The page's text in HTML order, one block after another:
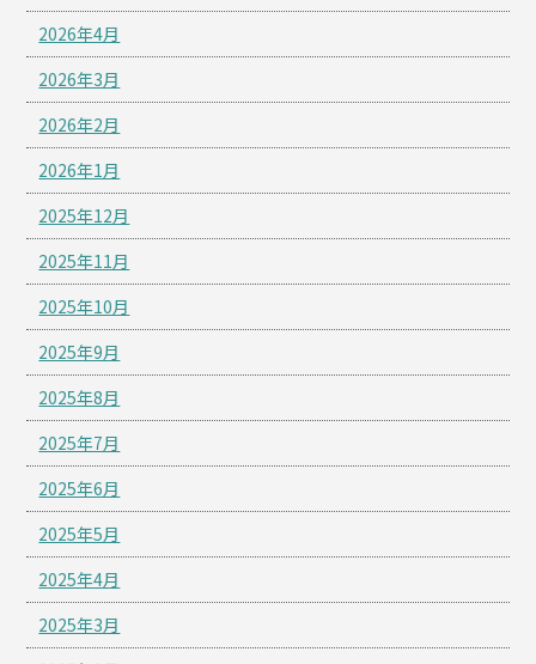
2026年4月
2026年3月
2026年2月
2026年1月
2025年12月
2025年11月
2025年10月
2025年9月
2025年8月
2025年7月
2025年6月
2025年5月
2025年4月
2025年3月